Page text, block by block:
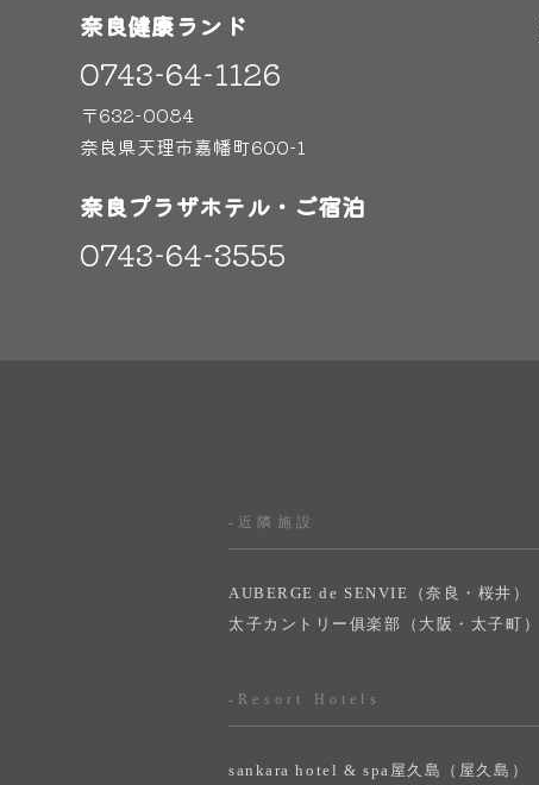
奈良健康ランド
0743-64-1126
〒632-0084
奈良県天理市嘉幡町600-1
奈良プラザホテル・ご宿泊
0743-64-3555
-近隣施設
AUBERGE de SENVIE（奈良・桜井）
太子カントリー俱楽部（大阪・太子町）
-Resort Hotels
sankara hotel & spa屋久島（屋久島）